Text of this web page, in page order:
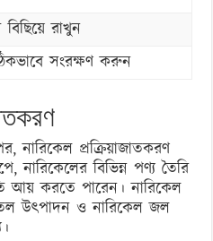
রাখুন
সংরক্ষণ করুন
নারিকেল প্রক্রিয়াজাতকরণ
নারিকেলের বিভিন্ন পণ্য তৈরি
আয় করতে পারেন। নারিকেল
উৎপাদন ও নারিকেল জল